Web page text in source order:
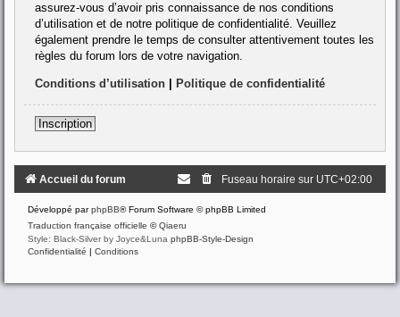
assurez-vous d’avoir pris connaissance de nos conditions
d’utilisation et de notre politique de confidentialité. Veuillez
également prendre le temps de consulter attentivement toutes les
règles du forum lors de votre navigation.
Conditions d’utilisation Politique de confidentialité
Inscription
Accueil du forum Fuseau horaire sur UTC+02:00
Développé parphpBB® Forum Software © phpBB Limited
Traduction française officielle ©Qiaeru
Style: Black-Silver by Joyce&Luna phpBB-Style-Design
Confidentialité | Conditions